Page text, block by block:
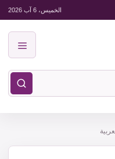
الخميس، 6 آب 2026